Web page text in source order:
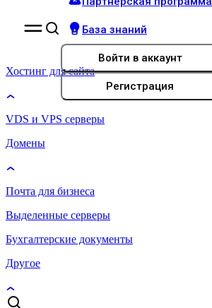
База знаний
Войти в аккаунт
Регистрация
Хостинг для сайта
VDS и VPS серверы
Домены
Почта для бизнеса
Выделенные серверы
Бухгалтерские документы
Другое